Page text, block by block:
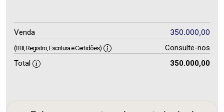
Venda 350.000,00
(ITBI, Registro, Escritura e Certidões)
Consulte-nos
Total
350.000,00